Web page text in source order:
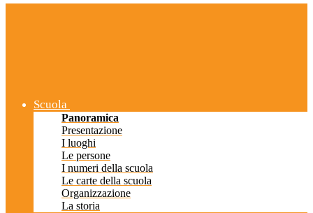
Scuola
Panoramica
Presentazione
I luoghi
Le persone
I numeri della scuola
Le carte della scuola
Organizzazione
La storia